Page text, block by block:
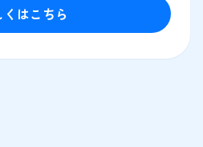
くはこちら